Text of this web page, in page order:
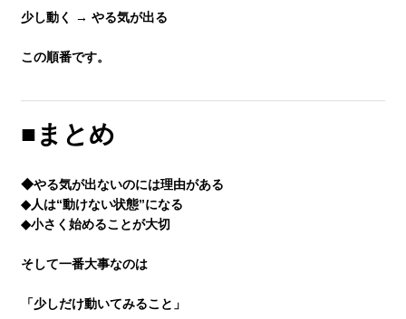
少し動く → やる気が出る
この順番です。
■まとめ
◆やる気が出ないのには理由がある
◆人は“動けない状態”になる
◆小さく始めることが大切
そして一番大事なのは
「少しだけ動いてみること」